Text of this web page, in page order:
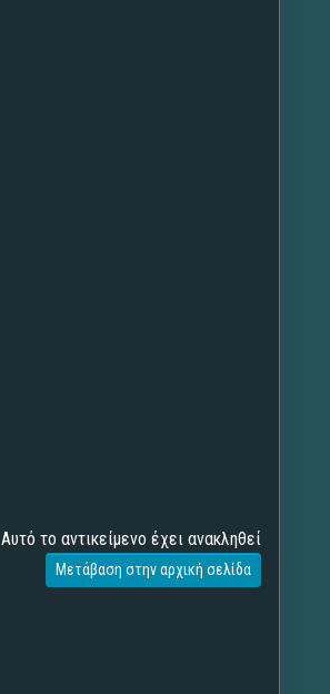
Αυτό το αντικείμενο έχει ανακληθεί
Μετάβαση στην αρχική σελίδα